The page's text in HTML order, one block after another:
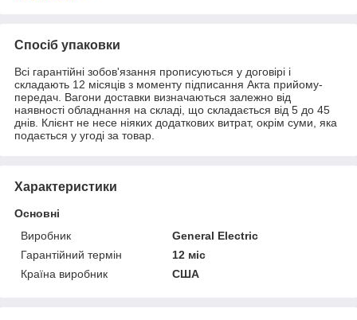
Спосіб упаковки
Всі гарантійні зобов'язання прописуються у договірі і
складають 12 місяців з моменту підписання Акта прийому-
передач. Вагони доставки визначаються залежно від
наявності обладнання на складі, що складається від 5 до 45
днів. Клієнт не несе ніяких додаткових витрат, окрім суми, яка
подається у угоді за товар.
Характеристики
Основні
Виробник
General Electric
Гарантійний термін
12 міс
Країна виробник
США